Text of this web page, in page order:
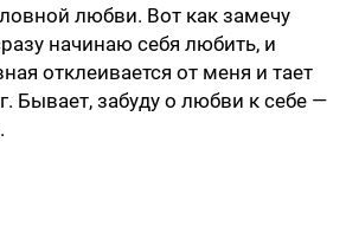
любви. Вот как замечу
начинаю себя любить, и
отклеивается от меня и тает
Бывает, забуду о любви к себе —